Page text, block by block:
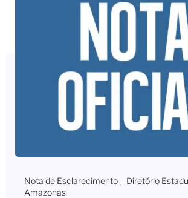
Nota de Esclarecimento – Diretório
Amazonas